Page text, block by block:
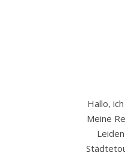
Hallo,
Meine